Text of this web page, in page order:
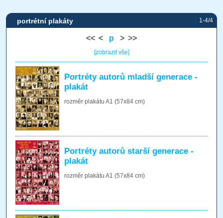
portrétní plakáty 1-4/4
<< < p > >>
[zobrazit vše]
Portréty autorů mladší generace -
plakát
rozměr plakátu A1 (57x84 cm)
Portréty autorů starší generace -
plakát
rozměr plakátu A1 (57x84 cm)